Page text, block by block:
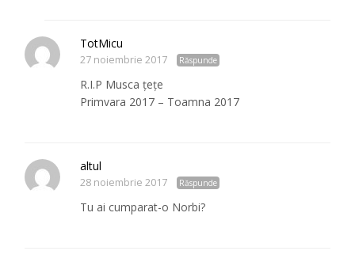
TotMicu
27 noiembrie 2017 Răspunde
R.I.P Musca țețe
Primvara 2017 – Toamna 2017
altul
28 noiembrie 2017 Răspunde
Tu ai cumparat-o Norbi?